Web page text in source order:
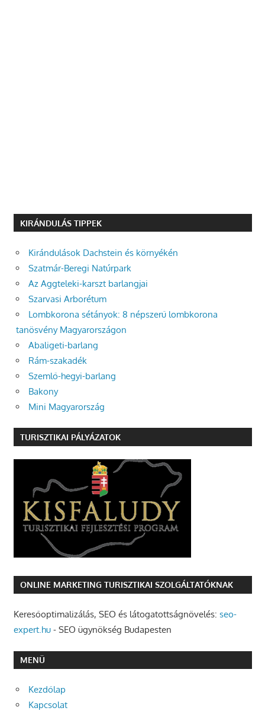
KIRÁNDULÁS TIPPEK
Kirándulások Dachstein és környékén
Szatmár-Beregi Natúrpark
Az Aggteleki-karszt barlangjai
Szarvasi Arborétum
Lombkorona sétányok: 8 népszerű lombkorona
tanösvény Magyarországon
Abaligeti-barlang
Rám-szakadék
Szemlő-hegyi-barlang
Bakony
Mini Magyarország
TURISZTIKAI PÁLYÁZATOK
ONLINE MARKETING TURISZTIKAI SZOLGÁLTATÓKNAK
Keresőoptimalizálás, SEO és látogatottságnövelés: seo-
expert.hu- SEO ügynökség Budapesten
MENÜ
Kezdőlap
Kapcsolat